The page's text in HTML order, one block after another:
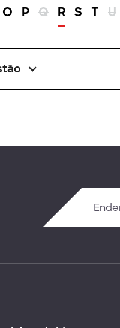
O P Q R S T U